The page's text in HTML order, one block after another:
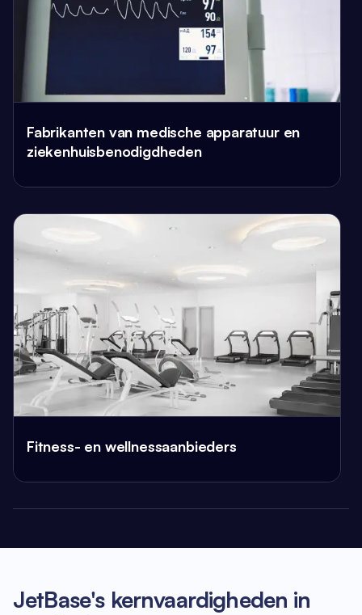
Fabrikanten van medische apparatuur en
ziekenhuisbenodigdheden
Fitness- en wellnessaanbieders
JetBase's kernvaardigheden in